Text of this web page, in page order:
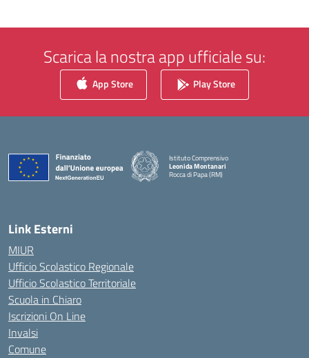
Scarica la nostra app ufficiale su:
App Store Play Store
Istituto Comprensivo
Leonida Montanari
Rocca di Papa (RM)
— Visita la pagina iniziale della scuola
Link Esterni
MIUR
Ufficio Scolastico Regionale
Ufficio Scolastico Territoriale
Scuola in Chiaro
Iscrizioni On Line
Invalsi
Comune